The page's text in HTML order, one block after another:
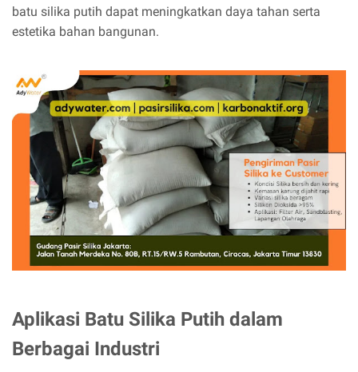
batu silika putih dapat meningkatkan daya tahan serta
estetika bahan bangunan.
Aplikasi Batu Silika Putih dalam
Berbagai Industri